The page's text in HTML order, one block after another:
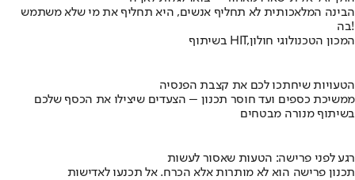
הבינה המלאכותית לא תחליף אנשים, היא תחליף את מי שלא משתמש
בה!
בשיתוף HIT,המכון הטכנולוגי חולון
הטעויות שיחתכו לכם את קצבת הפנסיה
ממשיכת כספים ועד חוסר תכנון – הצעדים שיצילו את הכסף שלכם
בשיתוף מנורה מבטחים
רגע לפני פרישה: הטעות שאסור לעשות
תכנון פרישה הוא לא מותרות אלא הכרח. אל תכנעו לאדישות